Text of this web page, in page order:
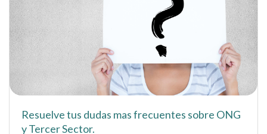
Resuelve tus dudas mas frecuentes sobre ONG
y Tercer Sector.